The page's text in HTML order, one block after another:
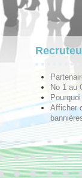
No 1 au
Afficher